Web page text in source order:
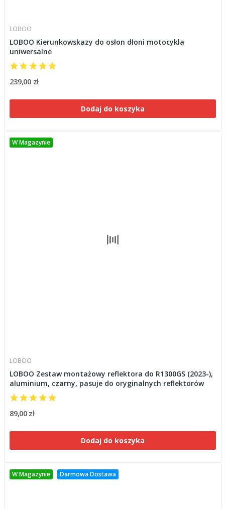
LOBOO
LOBOO Kierunkowskazy do osłon dłoni motocykla
uniwersalne
239,00 zł
Dodaj do koszyka
W Magazynie
LOBOO
LOBOO Zestaw montażowy reflektora do R1300GS (2023-),
aluminium, czarny, pasuje do oryginalnych reflektorów
89,00 zł
Dodaj do koszyka
W Magazynie Darmowa Dostawa